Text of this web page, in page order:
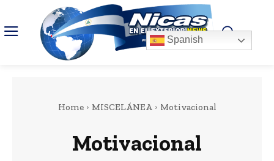
Home MISCELÁNEA Motivacional
Motivacional
Spanish